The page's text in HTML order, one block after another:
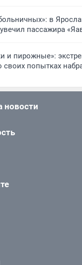
в
пассажира
и пирожные»:
попытках
новости